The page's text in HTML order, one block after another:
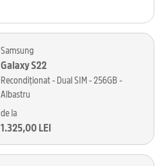
Samsung
Galaxy S22
Recondiționat - Dual SIM - 256GB -
Albastru
de la
1.325,00 LEI